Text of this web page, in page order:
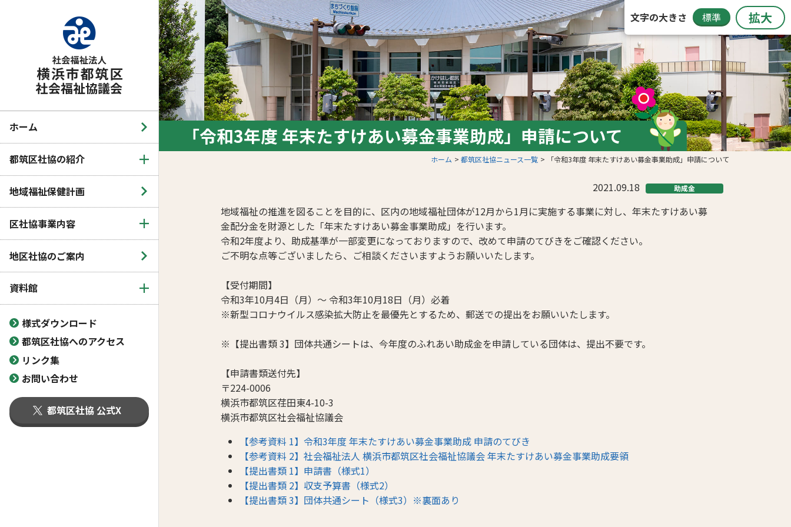
ホーム
都筑区社協の紹介
地域福祉保健計画
区社協事業内容
地区社協のご案内
資料館
様式ダウンロード
都筑区社協へのアクセス
リンク集
お問い合わせ
都筑区社協 公式X
文字の大きさ 標準 拡大
「令和3年度 年末たすけあい募金事業助成」申請について
ホーム 都筑区社協ニュース一覧 「令和3年度 年末たすけあい募金事業助成」申請について
2021.09.18 助成金
地域福祉の推進を図ることを目的に、区内の地域福祉団体が12月から1月に実施する事業に対し、年末たすけあい募
金配分金を財源とした「年末たすけあい募金事業助成」を行います。
令和2年度より、助成基準が一部変更になっておりますので、改めて申請のてびきをご確認ください。
ご不明な点等ございましたら、ご相談くださいますようお願いいたします。
【受付期間】
令和3年10月4日（月）～ 令和3年10月18日（月）必着
※新型コロナウイルス感染拡大防止を最優先とするため、郵送での提出をお願いいたします。
※【提出書類 3】団体共通シートは、今年度のふれあい助成金を申請している団体は、提出不要です。
【申請書類送付先】
〒224-0006
横浜市都筑区荏田東4-10-3
横浜市都筑区社会福祉協議会
【参考資料 1】令和3年度 年末たすけあい募金事業助成 申請のてびき
【参考資料 2】社会福祉法人 横浜市都筑区社会福祉協議会 年末たすけあい募金事業助成要領
【提出書類 1】申請書（様式1）
【提出書類 2】収支予算書（様式2）
【提出書類 3】団体共通シート（様式3）※裏面あり